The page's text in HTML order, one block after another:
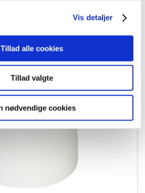
Vis detaljer
Tillad alle cookies
Tillad valgte
nødvendige cookies